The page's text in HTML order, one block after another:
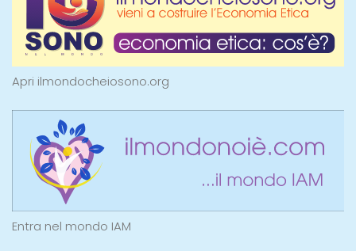
Apri ilmondocheiosono.org
Entra nel mondo IAM